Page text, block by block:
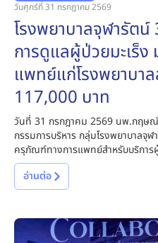
วันศุกร์ที่ 31 กรกฎาคม 2569
โรงพยาบาลจุฬารัต
การดูแลผู้ป่วยมะเร็
แพทย์แก่โรงพยาบา
117,000 บาท
วันที่ 31 กรกฎาคม 2569 นพ.กฤษ
กรรมการบริหาร กลุ่มโรงพยาบาล
ครุภัณฑ์ทางการแพทย์สำหรับบริการ
โรงพยาบาลสมุทรปราการ มูลค่ารวม
การสนับสนุนในครั้งนี้มีเป้าหมายเพื่อ
ที่มีคุณภาพ เพื่อประโยชน์สูงสุดแก่ผู้
พื้นที่ใกล้เคียง
อ่านต่อ